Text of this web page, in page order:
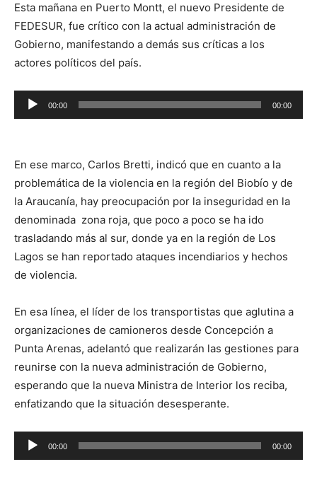
Esta mañana en Puerto Montt, el nuevo Presidente de
FEDESUR, fue crítico con la actual administración de
Gobierno, manifestando a demás sus críticas a los
actores políticos del país.
Reproductor
de
00:00 00:00
En ese marco, Carlos Bretti, indicó que en cuanto a la
problemática de la violencia en la región del Biobío y de
la Araucanía, hay preocupación por la inseguridad en la
denominada zona roja, que poco a poco se ha ido
trasladando más al sur, donde ya en la región de Los
Lagos se han reportado ataques incendiarios y hechos
de violencia.
En esa línea, el líder de los transportistas que aglutina a
organizaciones de camioneros desde Concepción a
Punta Arenas, adelantó que realizarán las gestiones para
reunirse con la nueva administración de Gobierno,
esperando que la nueva Ministra de Interior los reciba,
enfatizando que la situación desesperante.
Reproductor
de
00:00 00:00